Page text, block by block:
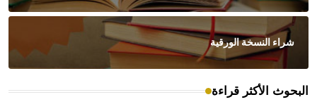
شراء النسخة الورقية
البحوث الأكثر قراءة